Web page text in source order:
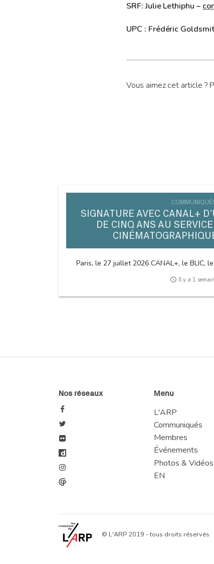
SRF: Julie Lethiphu –
UPC : Frédéric
Vous aimez cet article ?
SIGNATURE AVEC CANAL+
DE CINQ ANS AU
Paris, le 27 juillet 2026 CANAL+, le BLIC,
access_time Il y a 1
Nos réseaux Menu
L'ARP
Communiqués
Membres
Événements
Photos & Vidéos
EN
© L'ARP 2019 - tous droits réservés